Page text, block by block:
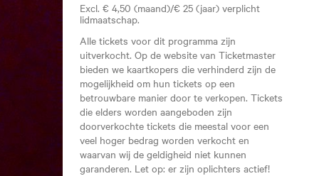
Excl. € 4,50 (maand)/€ 25 (jaar) verplicht
lidmaatschap.
Alle tickets voor dit programma zijn
uitverkocht. Op de website van Ticketmaster
bieden we kaartkopers die verhinderd zijn de
mogelijkheid om hun tickets op een
betrouwbare manier door te verkopen. Tickets
die elders worden aangeboden zijn
doorverkochte tickets die meestal voor een
veel hoger bedrag worden verkocht en
waarvan wij de geldigheid niet kunnen
garanderen. Let op: er zijn oplichters actief!